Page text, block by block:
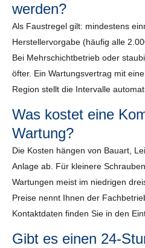
werden?
Als Faustregel gilt: mindestens
Herstellervorgabe (häufig alle
Bei Mehrschichtbetrieb oder
öfter. Ein Wartungsvertrag mit
Region stellt die Intervalle
Was kostet eine
Wartung?
Die Kosten hängen von Bauart,
Anlage ab. Für kleinere
Wartungen meist im niedrigen
Preise nennt Ihnen der
Kontaktdaten finden Sie in den
Gibt es einen 24-